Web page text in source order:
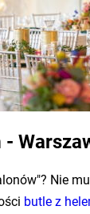
Nie
butle z